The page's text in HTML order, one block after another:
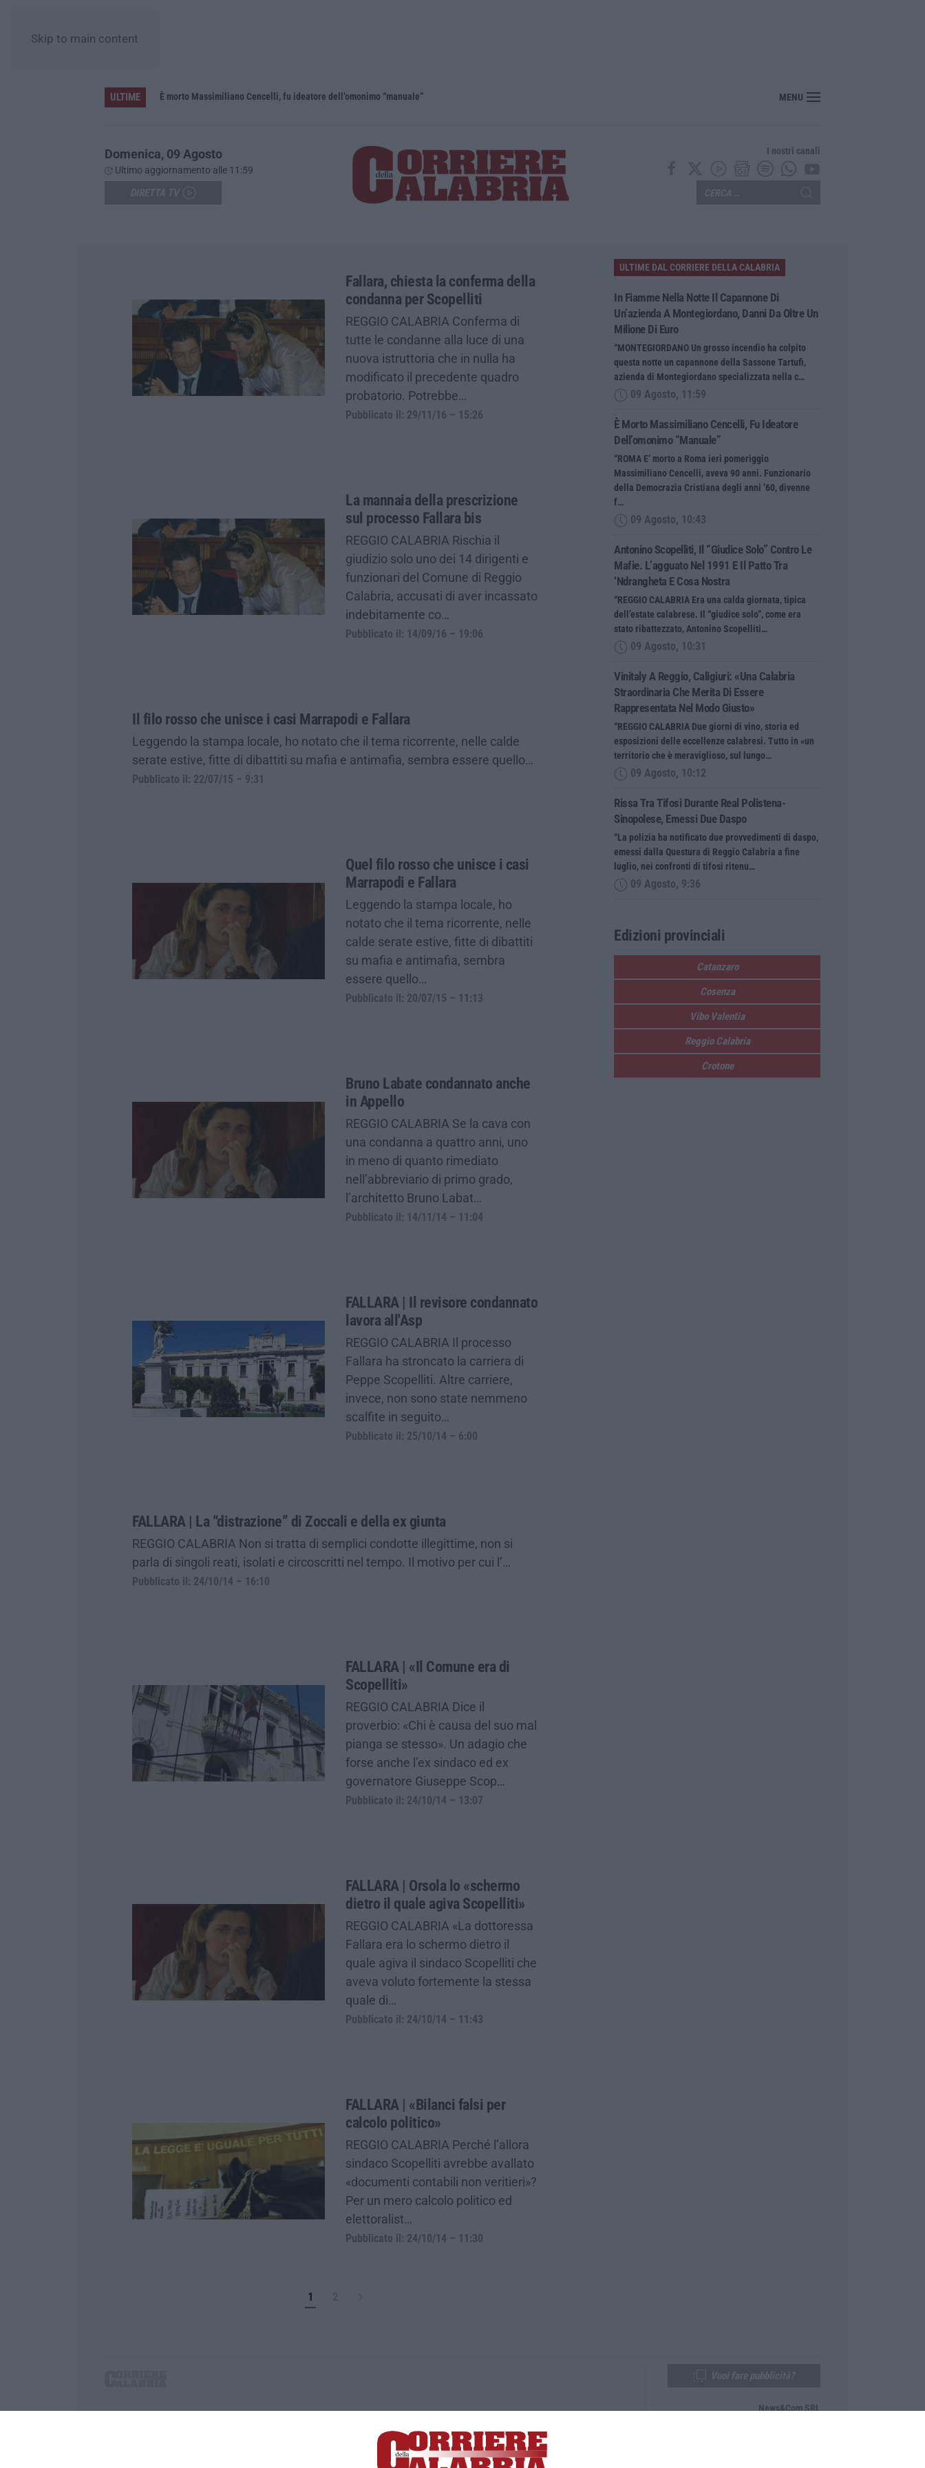
Skip to main content
ULTIME
In fiamme nella notte il capannone di un’azienda a Montegiordano, danni da oltre un milione di euro È morto Massimiliano Cencelli, fu ideatore dell’omonimo “manuale” MENU
Domenica, 09 Agosto
Ultimo aggiornamento alle 11:59
I nostri canali
Fallara, chiesta la conferma della
condanna per Scopelliti
REGGIO CALABRIA Conferma di
tutte le condanne alla luce di una
nuova istruttoria che in nulla ha
modificato il precedente quadro
probatorio. Potrebbe…
Pubblicato il: 29/11/16 – 15:26
La mannaia della prescrizione
sul processo Fallara bis
REGGIO CALABRIA Rischia il
giudizio solo uno dei 14 dirigenti e
funzionari del Comune di Reggio
Calabria, accusati di aver incassato
indebitamente co…
Pubblicato il: 14/09/16 – 19:06
Il filo rosso che unisce i casi Marrapodi e Fallara
Leggendo la stampa locale, ho notato che il tema ricorrente, nelle calde
serate estive, fitte di dibattiti su mafia e antimafia, sembra essere quello…
Pubblicato il: 22/07/15 – 9:31
Quel filo rosso che unisce i casi
Marrapodi e Fallara
Leggendo la stampa locale, ho
notato che il tema ricorrente, nelle
calde serate estive, fitte di dibattiti
su mafia e antimafia, sembra
essere quello…
Pubblicato il: 20/07/15 – 11:13
Bruno Labate condannato anche
in Appello
REGGIO CALABRIA Se la cava con
una condanna a quattro anni, uno
in meno di quanto rimediato
nell’abbreviario di primo grado,
l’architetto Bruno Labat…
Pubblicato il: 14/11/14 – 11:04
FALLARA | Il revisore condannato
lavora all'Asp
REGGIO CALABRIA Il processo
Fallara ha stroncato la carriera di
Peppe Scopelliti. Altre carriere,
invece, non sono state nemmeno
scalfite in seguito…
Pubblicato il: 25/10/14 – 6:00
FALLARA | La “distrazione” di Zoccali e della ex giunta
REGGIO CALABRIA Non si tratta di semplici condotte illegittime, non si
parla di singoli reati, isolati e circoscritti nel tempo. Il motivo per cui l’…
Pubblicato il: 24/10/14 – 16:10
FALLARA | «Il Comune era di
Scopelliti»
REGGIO CALABRIA Dice il
proverbio: «Chi è causa del suo mal
pianga se stesso». Un adagio che
forse anche l’ex sindaco ed ex
governatore Giuseppe Scop…
Pubblicato il: 24/10/14 – 13:07
FALLARA | Orsola lo «schermo
dietro il quale agiva Scopelliti»
REGGIO CALABRIA «La dottoressa
Fallara era lo schermo dietro il
quale agiva il sindaco Scopelliti che
aveva voluto fortemente la stessa
quale di…
Pubblicato il: 24/10/14 – 11:43
FALLARA | «Bilanci falsi per
calcolo politico»
REGGIO CALABRIA Perché l’allora
sindaco Scopelliti avrebbe avallato
«documenti contabili non veritieri»?
Per un mero calcolo politico ed
elettoralist…
Pubblicato il: 24/10/14 – 11:30
1
ULTIME DAL CORRIERE DELLA CALABRIA
In Fiamme Nella Notte Il Capannone Di
Un’azienda A Montegiordano, Danni Da Oltre Un
Milione Di Euro
“MONTEGIORDANO Un grosso incendio ha colpito
questa notte un capannone della Sassone Tartufi,
azienda di Montegiordano specializzata nella c…
09 Agosto, 11:59
È Morto Massimiliano Cencelli, Fu Ideatore
Dell’omonimo “manuale”
“ROMA E’ morto a Roma ieri pomeriggio
Massimiliano Cencelli, aveva 90 anni. Funzionario
della Democrazia Cristiana degli anni ’60, divenne
f…
09 Agosto, 10:43
Antonino Scopelliti, Il “giudice Solo” Contro Le
Mafie. L’agguato Nel 1991 E Il Patto Tra
‘ndrangheta E Cosa Nostra
“REGGIO CALABRIA Era una calda giornata, tipica
dell’estate calabrese. Il “giudice solo”, come era
stato ribattezzato, Antonino Scopelliti…
09 Agosto, 10:31
Vinitaly A Reggio, Caligiuri: «Una Calabria
Straordinaria Che Merita Di Essere
Rappresentata Nel Modo Giusto»
“REGGIO CALABRIA Due giorni di vino, storia ed
esposizioni delle eccellenze calabresi. Tutto in «un
territorio che è meraviglioso, sul lungo…
09 Agosto, 10:12
Rissa Tra Tifosi Durante Real Polistena-
Sinopolese, Emessi Due Daspo
“La polizia ha notificato due provvedimenti di daspo,
emessi dalla Questura di Reggio Calabria a fine
luglio, nei confronti di tifosi ritenu…
09 Agosto, 9:36
Edizioni provinciali
Catanzaro
Cosenza
Vibo Valentia
Reggio Calabria
Crotone
P.IVA. 03199620794, Via del mare 6/G, S.Eufemia, Lamezia Terme (CZ)
Iscrizione tribunale di Lamezia Terme 5/2011 - Direttore responsabile Paola Militano |Privacy
News&Com SRL